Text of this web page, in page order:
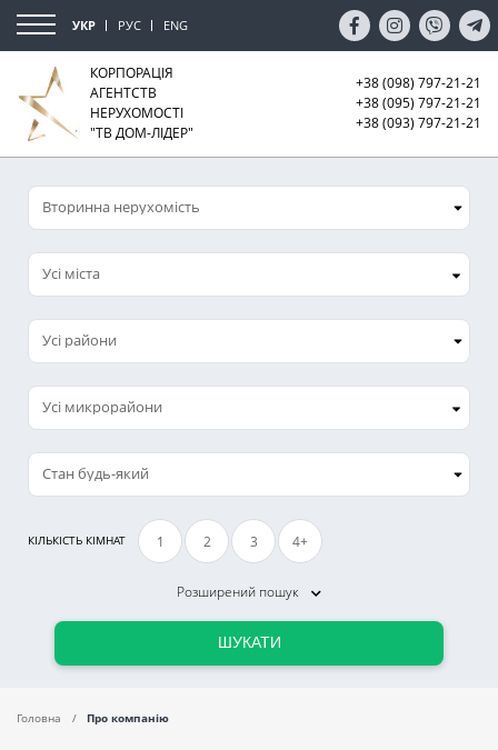
УКР РУС ENG
КОРПОРАЦІЯ
АГЕНТСТВ
НЕРУХОМОСТІ
"ТВ ДОМ-ЛІДЕР"
+38 (098) 797-21-21
+38 (095) 797-21-21
+38 (093) 797-21-21
Усі міста
Усі микрорайони
КІЛЬКІСТЬ КІМНАТ 1 2 3 4+
Розширений пошук
ШУКАТИ
Головна Про компанію